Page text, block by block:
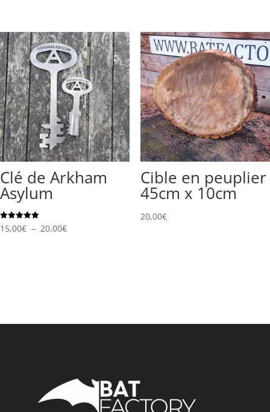
40,00€
à
60,00€
Clé de Arkham
Asylum
Note
5.00
15,00€ – 20,00€Plage
Cible en peuplier
45cm x 10cm
20,00€